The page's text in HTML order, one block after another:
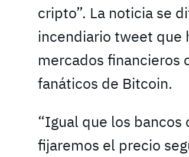
cripto”. La noticia se
incendiario tweet que
mercados financieros
fanáticos de Bitcoin.
“Igual que los
fijaremos el precio